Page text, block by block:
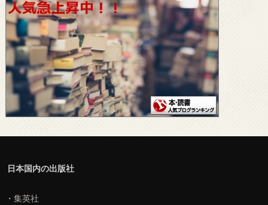
日本国内の出版社
・ 集英社